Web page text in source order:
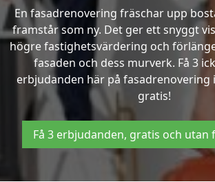
En fasadrenovering fräschar upp
framstår som ny. Det ger ett snyggt
högre fastighetsvärdering och
fasaden och dess murverk. Få 3
erbjudanden här på fasadrenovering
gratis!
Få 3 erbjudanden, gratis och